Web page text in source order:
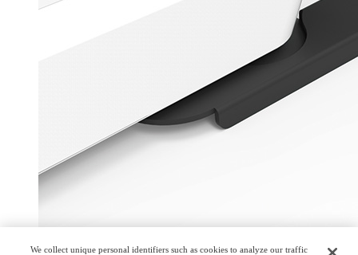
We collect unique personal identifiers such as cookies to analyze our traffic